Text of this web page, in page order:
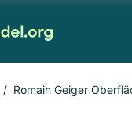
Romain Geiger